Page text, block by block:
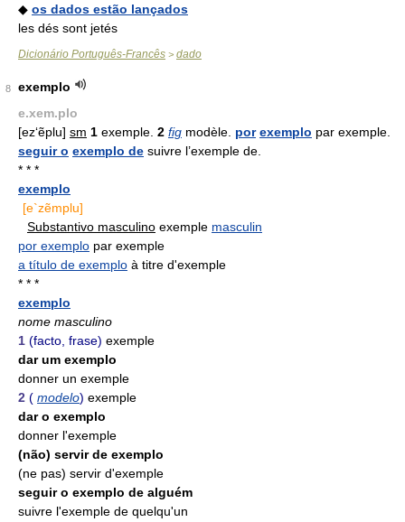
◆ os dados estão lançados
les dés sont jetés
Dicionário Português-Francês > dado
8
exemplo
e.xem.plo
[ez‘ẽplu] sm 1 exemple. 2 fig modèle. por exemplo par exemple.
seguir o exemplo de suivre l’exemple de.
* * *
exemplo
[e`zẽmplu]
Substantivo masculino exemple masculin
por exemplo par exemple
a título de exemplo à titre d'exemple
* * *
exemplo
nome masculino
1 (facto, frase) exemple
dar um exemplo
donner un exemple
2 ( modelo) exemple
dar o exemplo
donner l'exemple
(não) servir de exemplo
(ne pas) servir d'exemple
seguir o exemplo de alguém
suivre l'exemple de quelqu'un